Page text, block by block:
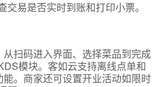
易是否实时到账和打印小票。
扫码进入界面、选择菜品到完成
模块。客如云支持离线点单和
。商家还可设置开业活动如限时